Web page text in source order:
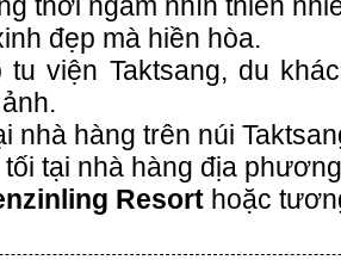
đẹp mà hiền hòa.
viện Taktsang, du
nhà hàng trên núi
tại nhà hàng địa
Resort hoặc